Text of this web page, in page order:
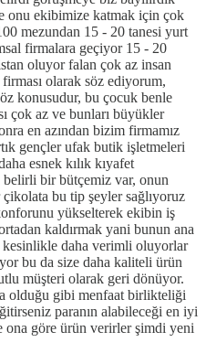
onu ekibimize katmak için çok
mezundan 15 - 20 tanesi yurt
firmalara geçiyor 15 - 20
oluyor falan çok az insan
olarak söz ediyorum,
konusudur, bu çocuk benle
çok az ve bunları büyükler
en azından bizim firmamız
gençler ufak butik işletmeleri
esnek kılık kıyafet
bir bütçemiz var, onun
bu tip şeyler sağlıyoruz
yükselterek ekibin iş
kaldırmak yani bunun ana
daha verimli oluyorlar
bu da size daha kaliteli ürün
müşteri olarak geri dönüyor.
olduğu gibi menfaat birlikteliği
paranın alabileceği en iyi
ona göre ürün verirler şimdi yeni